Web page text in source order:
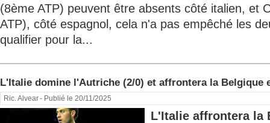
(8ème ATP) peuvent être absents côté italien, et
ATP), côté espagnol, cela n'a pas empêché les
qualifier pour la...
L'Italie domine l'Autriche (2/0) et affrontera la Belgique
Ric. Alvear- Publié le 20/11/2025
L'Italie affrontera la